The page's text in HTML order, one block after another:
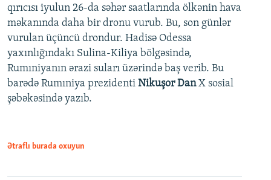
qırıcısı iyulun 26-da səhər saatlarında ölkənin hava
məkanında daha bir dronu vurub. Bu, son günlər
vurulan üçüncü drondur. Hadisə Odessa
yaxınlığındakı Sulina-Kiliya bölgəsində,
Rumıniyanın ərazi suları üzərində baş verib. Bu
barədə Rumıniya prezidenti Nikuşor DanX sosial
şəbəkəsində yazıb.
Ətraflı burada oxuyun